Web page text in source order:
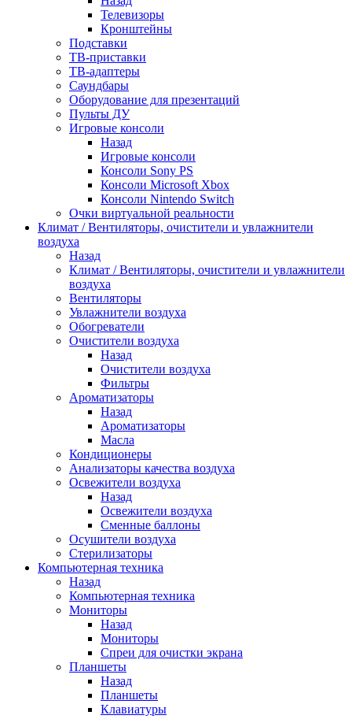
Телевизоры
Кронштейны
Подставки
ТВ-приставки
ТВ-адаптеры
Саундбары
Оборудование для презентаций
Пульты ДУ
Игровые консоли
Назад
Игровые консоли
Консоли Sony PS
Консоли Microsoft Xbox
Консоли Nintendo Switch
Очки виртуальной реальности
Климат / Вентиляторы, очистители и увлажнители
воздуха
Назад
Климат / Вентиляторы, очистители и увлажнители
воздуха
Вентиляторы
Увлажнители воздуха
Обогреватели
Очистители воздуха
Назад
Очистители воздуха
Фильтры
Ароматизаторы
Назад
Ароматизаторы
Масла
Кондиционеры
Анализаторы качества воздуха
Освежители воздуха
Назад
Освежители воздуха
Сменные баллоны
Осушители воздуха
Стерилизаторы
Компьютерная техника
Назад
Компьютерная техника
Мониторы
Назад
Мониторы
Спреи для очистки экрана
Планшеты
Назад
Планшеты
Клавиатуры